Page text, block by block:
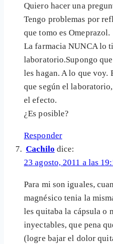
Quiero hacer una
Tengo problemas por
que tomo es Omeprazol.
La farmacia NUNCA lo
laboratorio.Supongo
les hagan. A lo que voy.
que según el
el efecto.
¿Es posible?
Responder
Cachilo dice:
23 agosto, 2011 a las
Para mi son iguales,
magnésico tenia la
les quitaba la cápsula o
inyectables, que pena
(logre bajar el dolor